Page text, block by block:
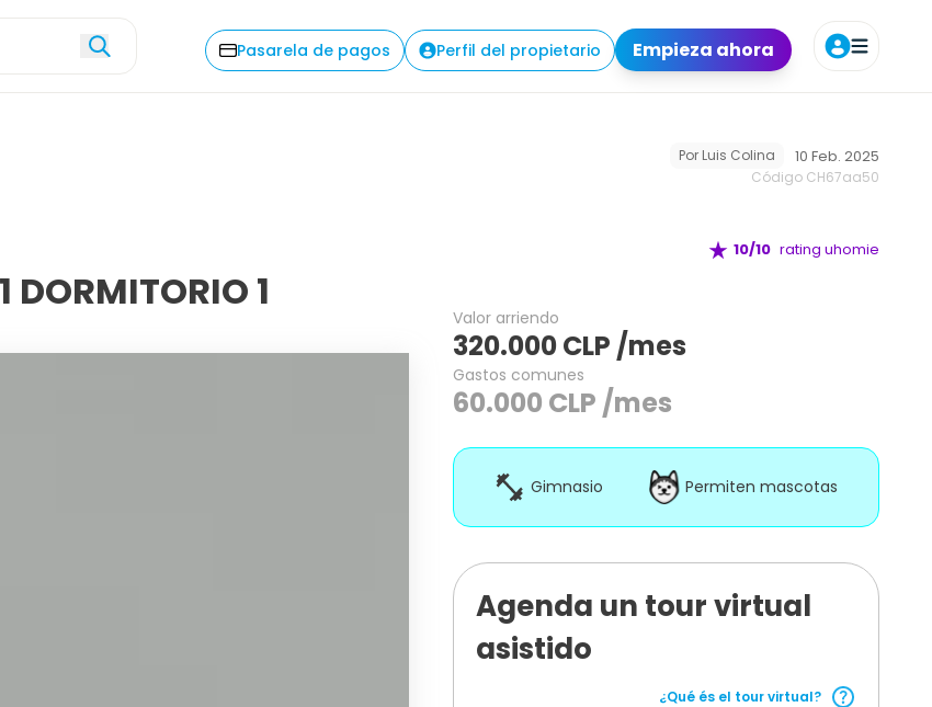
Pasarela de pagos Perfil del propietario Empieza ahora
Explorar DescripciónComodidades RequisitosUbicación Agendar tour
Por Luis Colina 10 Feb. 2025
Código CH67aa50
DORMITORIO 1
10/10 rating uhomie
Valor arriendo
320.000CLP /mes
Gastos comunes
60.000 CLP /mes
Gimnasio Permiten mascotas
Agenda un tour virtual
asistido
¿Qué és el tour virtual?